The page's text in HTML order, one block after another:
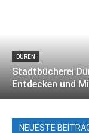
DÜREN
Stadtbücherei
Entdecken und
NEUESTE